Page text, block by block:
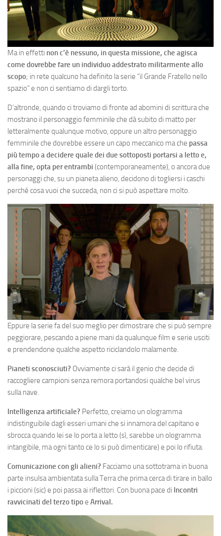
Ma in effetti non c’è nessuno, in questa missione, che agisca
come dovrebbe fare un individuo addestrato militarmente allo
scopo; in rete qualcuno ha definito la serie “il Grande Fratello nello
spazio” e non ci sentiamo di dargli torto.
D’altronde, quando ci troviamo di fronte ad abomini di scrittura che
mostrano il personaggio femminile che dà subito di matto per
letteralmente qualunque motivo, oppure un altro personaggio
femminile che dovrebbe essere un capo meccanico ma che passa
più tempo a decidere quale dei due sottoposti portarsi a letto e,
alla fine, opta per entrambi (contemporaneamente), o ancora due
personaggi che, su un pianeta alieno, decidono di togliersi i caschi
perché cosa vuoi che succeda, non ci si può aspettare molto.
Eppure la serie fa del suo meglio per dimostrare che si può sempre
peggiorare, pescando a piene mani da qualunque film e serie usciti
e prendendone qualche aspetto riciclandolo malamente.
Pianeti sconosciuti? Ovviamente ci sarà il genio che decide di
raccogliere campioni senza remora portandosi qualche bel virus
sulla nave.
Intelligenza artificiale? Perfetto, creiamo un ologramma
indistinguibile dagli esseri umani che si innamora del capitano e
sbrocca quando lei se lo porta a letto (sì, sarebbe un ologramma
intangibile, ma ogni tanto ce lo si può dimenticare) e poi lo rifiuta.
Comunicazione con gli alieni? Facciamo una sottotrama in buona
parte insulsa ambientata sulla Terra che prima cerca di tirare in ballo
i piccioni (sic) e poi passa ai riflettori. Con buona pace di Incontri
ravvicinati del terzo tipoe Arrival.